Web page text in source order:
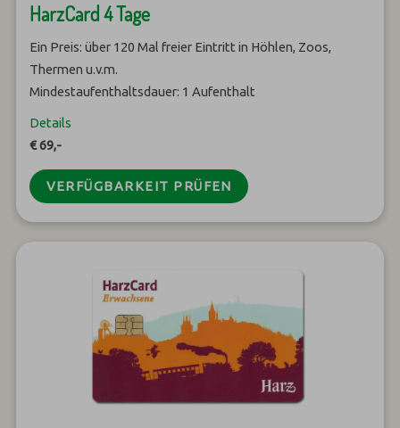
HarzCard 4 Tage
Ein Preis: über 120 Mal freier Eintritt in Höhlen, Zoos,
Thermen u.v.m.
Mindestaufenthaltsdauer: 1 Aufenthalt
Details
€ 69,-
VERFÜGBARKEIT PRÜFEN